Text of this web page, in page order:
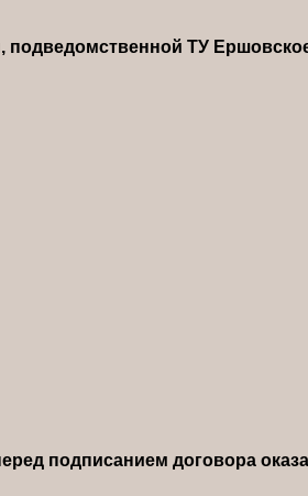
подведомственной ТУ
подписанием договора